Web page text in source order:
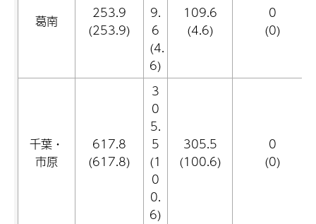
葛南
253.9
(253.9)
9.
6
(4.
6)
109.6
(4.6)
0
(0)
千葉・
市原
617.8
(617.8)
3
0
5.
5
(1
0
0.
6)
305.5
(100.6)
0
(0)